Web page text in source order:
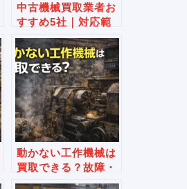
中古機械買取業者お
すすめ5社｜対応範
囲・実績・安心感で
比較
動かない工作機械は
買取できる？故障・
電源が入らない場合